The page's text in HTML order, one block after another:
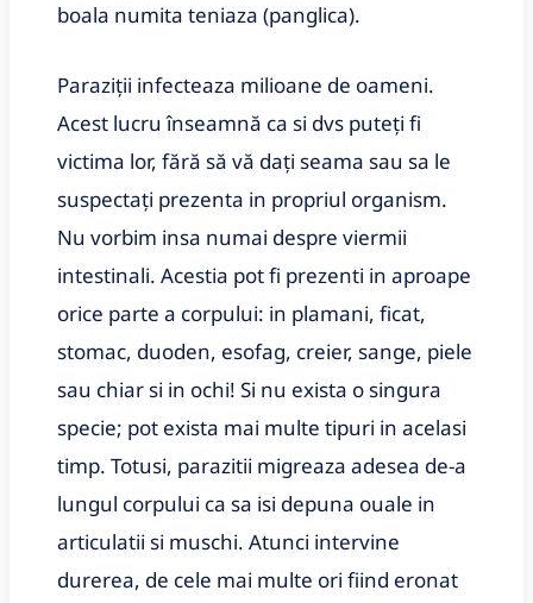
boala numita teniaza (panglica).
Paraziții infecteaza milioane de oameni.
Acest lucru înseamnă ca si dvs puteți fi
victima lor, fără să vă dați seama sau sa le
suspectați prezenta in propriul organism.
Nu vorbim insa numai despre viermii
intestinali. Acestia pot fi prezenti in aproape
orice parte a corpului: in plamani, ficat,
stomac, duoden, esofag, creier, sange, piele
sau chiar si in ochi! Si nu exista o singura
specie; pot exista mai multe tipuri in acelasi
timp. Totusi, parazitii migreaza adesea de-a
lungul corpului ca sa isi depuna ouale in
articulatii si muschi. Atunci intervine
durerea, de cele mai multe ori fiind eronat